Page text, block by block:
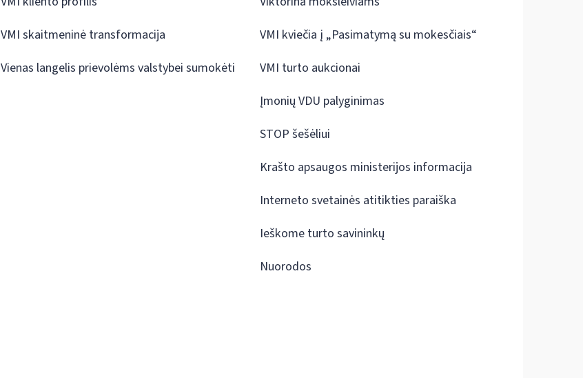
VMI skaitmeninė transformacija
Vienas langelis prievolėms valstybei sumokėti
VMI kviečia į „Pasimatymą su mokesčiais“
VMI turto aukcionai
Įmonių VDU palyginimas
STOP šešėliui
Krašto apsaugos ministerijos informacija
Interneto svetainės atitikties paraiška
Ieškome turto savininkų
Nuorodos